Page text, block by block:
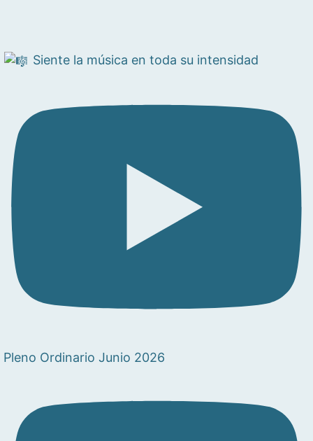
Siente la música en toda su intensidad
Pleno Ordinario Junio 2026